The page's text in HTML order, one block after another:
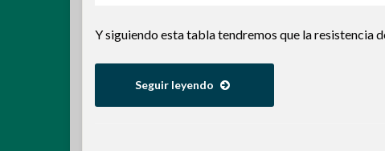
Y siguiendo esta tabla tendremos que la resistencia
Seguir leyendo